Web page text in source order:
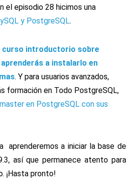
el episodio 28 hicimos una
y PostgreSQL.
curso introductorio sobre
a instalarlo en
. Y para usuarios avanzados,
formación en Todo PostgreSQL,
en PostgreSQL con sus
aprenderemos a iniciar la base de
así que permanece atento para
¡Hasta pronto!